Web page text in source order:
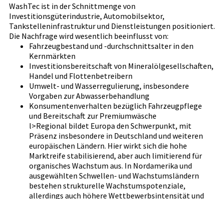
WashTec ist in der Schnittmenge von
Investitionsgüterindustrie, Automobilsektor,
Tankstelleninfrastruktur und Dienstleistungen positioniert.
Die Nachfrage wird wesentlich beeinflusst von:
Fahrzeugbestand und -durchschnittsalter in den
Kernmärkten
Investitionsbereitschaft von Mineralölgesellschaften,
Handel und Flottenbetreibern
Umwelt- und Wasserregulierung, insbesondere
Vorgaben zur Abwasserbehandlung
Konsumentenverhalten bezüglich Fahrzeugpflege
und Bereitschaft zur Premiumwäsche
l>Regional bildet Europa den Schwerpunkt, mit
Präsenz insbesondere in Deutschland und weiteren
europäischen Ländern. Hier wirkt sich die hohe
Marktreife stabilisierend, aber auch limitierend für
organisches Wachstum aus. In Nordamerika und
ausgewählten Schwellen- und Wachstumsländern
bestehen strukturelle Wachstumspotenziale,
allerdings auch höhere Wettbewerbsintensität und